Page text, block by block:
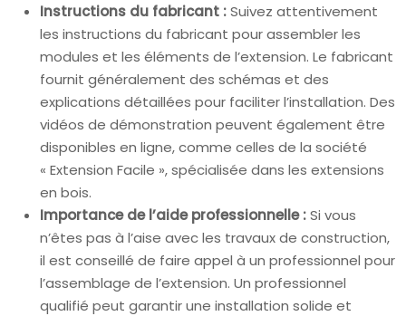
Instructions du fabricant :Suivez attentivement
les instructions du fabricant pour assembler les
modules et les éléments de l’extension. Le fabricant
fournit généralement des schémas et des
explications détaillées pour faciliter l’installation. Des
vidéos de démonstration peuvent également être
disponibles en ligne, comme celles de la société
« Extension Facile », spécialisée dans les extensions
en bois.
Importance de l’aide professionnelle :Si vous
n’êtes pas à l’aise avec les travaux de construction,
il est conseillé de faire appel à un professionnel pour
l’assemblage de l’extension. Un professionnel
qualifié peut garantir une installation solide et